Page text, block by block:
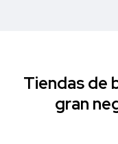
Tiendas de
gran